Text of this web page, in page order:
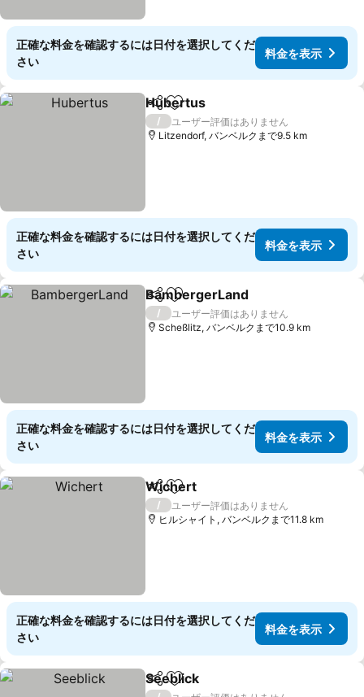
正確な料金を確認するには日付を選択してくだ
さい
料金を表示
シェアお気に入りに追加
Hubertus
/
ユーザー評価はありません
Litzendorf, バンベルクまで9.5 km
正確な料金を確認するには日付を選択してくだ
さい
料金を表示
シェアお気に入りに追加
BambergerLand
/
ユーザー評価はありません
Scheßlitz, バンベルクまで10.9 km
正確な料金を確認するには日付を選択してくだ
さい
料金を表示
シェアお気に入りに追加
Wichert
/
ユーザー評価はありません
ヒルシャイト, バンベルクまで11.8 km
正確な料金を確認するには日付を選択してくだ
さい
料金を表示
シェアお気に入りに追加
Seeblick